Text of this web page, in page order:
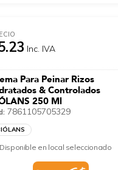
Inc. IVA
Para Peinar Rizos
& Controlados
250 Ml
7861105705329
Disponible en local seleccionado